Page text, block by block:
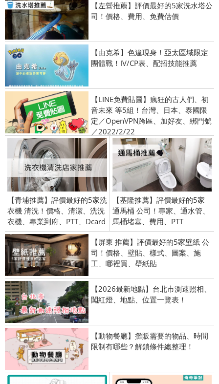
【左營推薦】評價最好的5家洗水塔公
司！價格、費用、免費估價
【由克希】色違現身！亞太區域限定
團體戰！IV/CP表、配招技能推薦
【LINE免費貼圖】瘋狂的古人們、初
音未來 等5組！台灣、日本、泰國限
定／OpenVPN跨區、加好友、綁門號
／2022/2/22
【青埔推薦】評價最好的5家洗
衣機 清洗！價格、清潔、洗洗
衣機、專業到府、PTT、Dcard
【基隆推薦】評價最好的5家
通馬桶 公司！專家、通水管、
馬桶堵塞、費用、PTT
【屏東 推薦】評價最好的5家壁紙 公
司！價格、壁貼、樣式、圖案、施
工、哪裡買、壁紙貼
【2026最新地點】台北市測速照相、
闖紅燈、地點、位置一覽表！
【動物餐廳】攤販需要的物品、時間
限制有哪些？解鎖條件總整理！